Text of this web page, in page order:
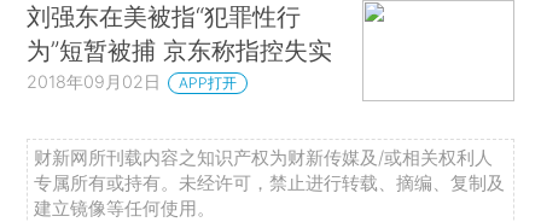
刘强东在美被指“犯罪性行
为”短暂被捕 京东称指控失实
2018年09月02日 APP打开
财新网所刊载内容之知识产权为财新传媒及/或相关权利人
专属所有或持有。未经许可，禁止进行转载、摘编、复制及
建立镜像等任何使用。